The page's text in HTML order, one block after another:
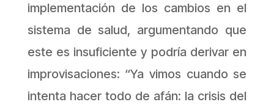
implementación de los cambios en el
sistema de salud, argumentando que
este es insuficiente y podría derivar en
improvisaciones: “Ya vimos cuando se
intenta hacer todo de afán: la crisis del